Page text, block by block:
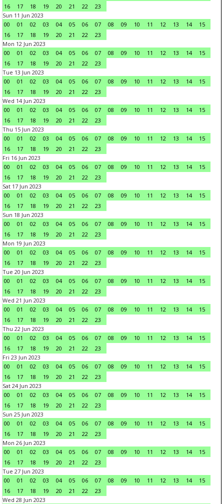
16
17 18 19 20 21 22
23
Sun 11 Jun 2023
00
01 02 03 04 05 06 07 08 09 10 11 12 13 14
15
16
17 18 19 20 21 22
23
Mon 12 Jun 2023
00
01 02 03 04 05 06 07 08 09 10 11 12 13 14
15
16
17 18 19 20 21 22
23
Tue 13 Jun 2023
00
01 02 03 04 05 06 07 08 09 10 11 12 13 14
15
16
17 18 19 20 21 22
23
Wed 14 Jun 2023
00
01 02 03 04 05 06 07 08 09 10 11 12 13 14
15
16
17 18 19 20 21 22
23
Thu 15 Jun 2023
00
01 02 03 04 05 06 07 08 09 10 11 12 13 14
15
16
17 18 19 20 21 22
23
Fri 16 Jun 2023
00
01 02 03 04 05 06 07 08 09 10 11 12 13 14
15
16
17 18 19 20 21 22
23
Sat 17 Jun 2023
00
01 02 03 04 05 06 07 08 09 10 11 12 13 14
15
16
17 18 19 20 21 22
23
Sun 18 Jun 2023
00
01 02 03 04 05 06 07 08 09 10 11 12 13 14
15
16
17 18 19 20 21 22
23
Mon 19 Jun 2023
00
01 02 03 04 05 06 07 08 09 10 11 12 13 14
15
16
17 18 19 20 21 22
23
Tue 20 Jun 2023
00
01 02 03 04 05 06 07 08 09 10 11 12 13 14
15
16
17 18 19 20 21 22
23
Wed 21 Jun 2023
00
01 02 03 04 05 06 07 08 09 10 11 12 13 14
15
16
17 18 19 20 21 22
23
Thu 22 Jun 2023
00
01 02 03 04 05 06 07 08 09 10 11 12 13 14
15
16
17 18 19 20 21 22
23
Fri 23 Jun 2023
00
01 02 03 04 05 06 07 08 09 10 11 12 13 14
15
16
17 18 19 20 21 22
23
Sat 24 Jun 2023
00
01 02 03 04 05 06 07 08 09 10 11 12 13 14
15
16
17 18 19 20 21 22
23
Sun 25 Jun 2023
00
01 02 03 04 05 06 07 08 09 10 11 12 13 14
15
16
17 18 19 20 21 22
23
Mon 26 Jun 2023
00
01 02 03 04 05 06 07 08 09 10 11 12 13 14
15
16
17 18 19 20 21 22
23
Tue 27 Jun 2023
00
01 02 03 04 05 06 07 08 09 10 11 12 13 14
15
16
17 18 19 20 21 22
23
Wed 28 Jun 2023